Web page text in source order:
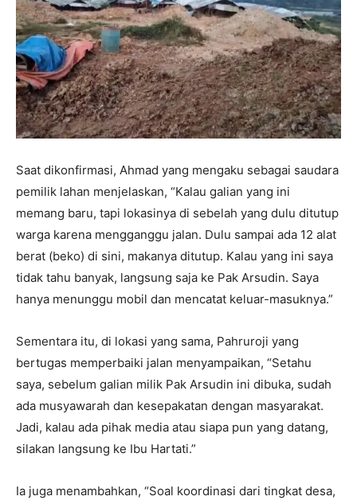
Saat dikonfirmasi, Ahmad yang mengaku sebagai saudara
pemilik lahan menjelaskan, “Kalau galian yang ini
memang baru, tapi lokasinya di sebelah yang dulu ditutup
warga karena mengganggu jalan. Dulu sampai ada 12 alat
berat (beko) di sini, makanya ditutup. Kalau yang ini saya
tidak tahu banyak, langsung saja ke Pak Arsudin. Saya
hanya menunggu mobil dan mencatat keluar-masuknya.”
Sementara itu, di lokasi yang sama, Pahruroji yang
bertugas memperbaiki jalan menyampaikan, “Setahu
saya, sebelum galian milik Pak Arsudin ini dibuka, sudah
ada musyawarah dan kesepakatan dengan masyarakat.
Jadi, kalau ada pihak media atau siapa pun yang datang,
silakan langsung ke Ibu Hartati.”
Ia juga menambahkan, “Soal koordinasi dari tingkat desa,